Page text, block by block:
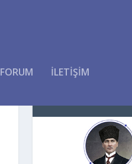
FORUM İLETİŞİM